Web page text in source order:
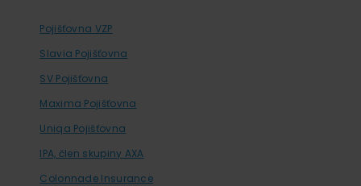
Pojišťovna VZP
Slavia Pojišťovna
SV Pojišťovna
Maxima Pojišťovna
Uniqa Pojišťovna
IPA, člen skupiny AXA
Colonnade Insurance